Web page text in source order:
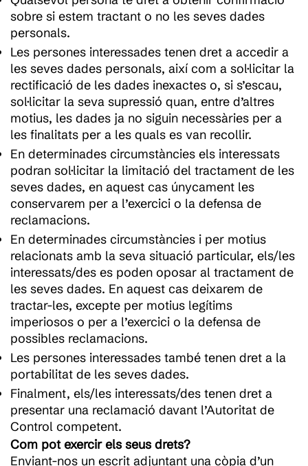
sobre si estem tractant o no les seves dades
personals.
Les persones interessades tenen dret a accedir a
les seves dades personals, així com a sol·licitar la
rectificació de les dades inexactes o, si s’escau,
sol·licitar la seva supressió quan, entre d’altres
motius, les dades ja no siguin necessàries per a
les finalitats per a les quals es van recollir.
En determinades circumstàncies els interessats
podran sol·licitar la limitació del tractament de les
seves dades, en aquest cas únycament les
conservarem per a l’exercici o la defensa de
reclamacions.
En determinades circumstàncies i per motius
relacionats amb la seva situació particular, els/les
interessats/des es poden oposar al tractament de
les seves dades. En aquest cas deixarem de
tractar-les, excepte per motius legítims
imperiosos o per a l’exercici o la defensa de
possibles reclamacions.
Les persones interessades també tenen dret a la
portabilitat de les seves dades.
Finalment, els/les interessats/des tenen dret a
presentar una reclamació davant l’Autoritat de
Control competent.
Com pot exercir els seus drets?
Enviant-nos un escrit adjuntant una còpia d’un